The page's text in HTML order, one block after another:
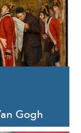
Gogh